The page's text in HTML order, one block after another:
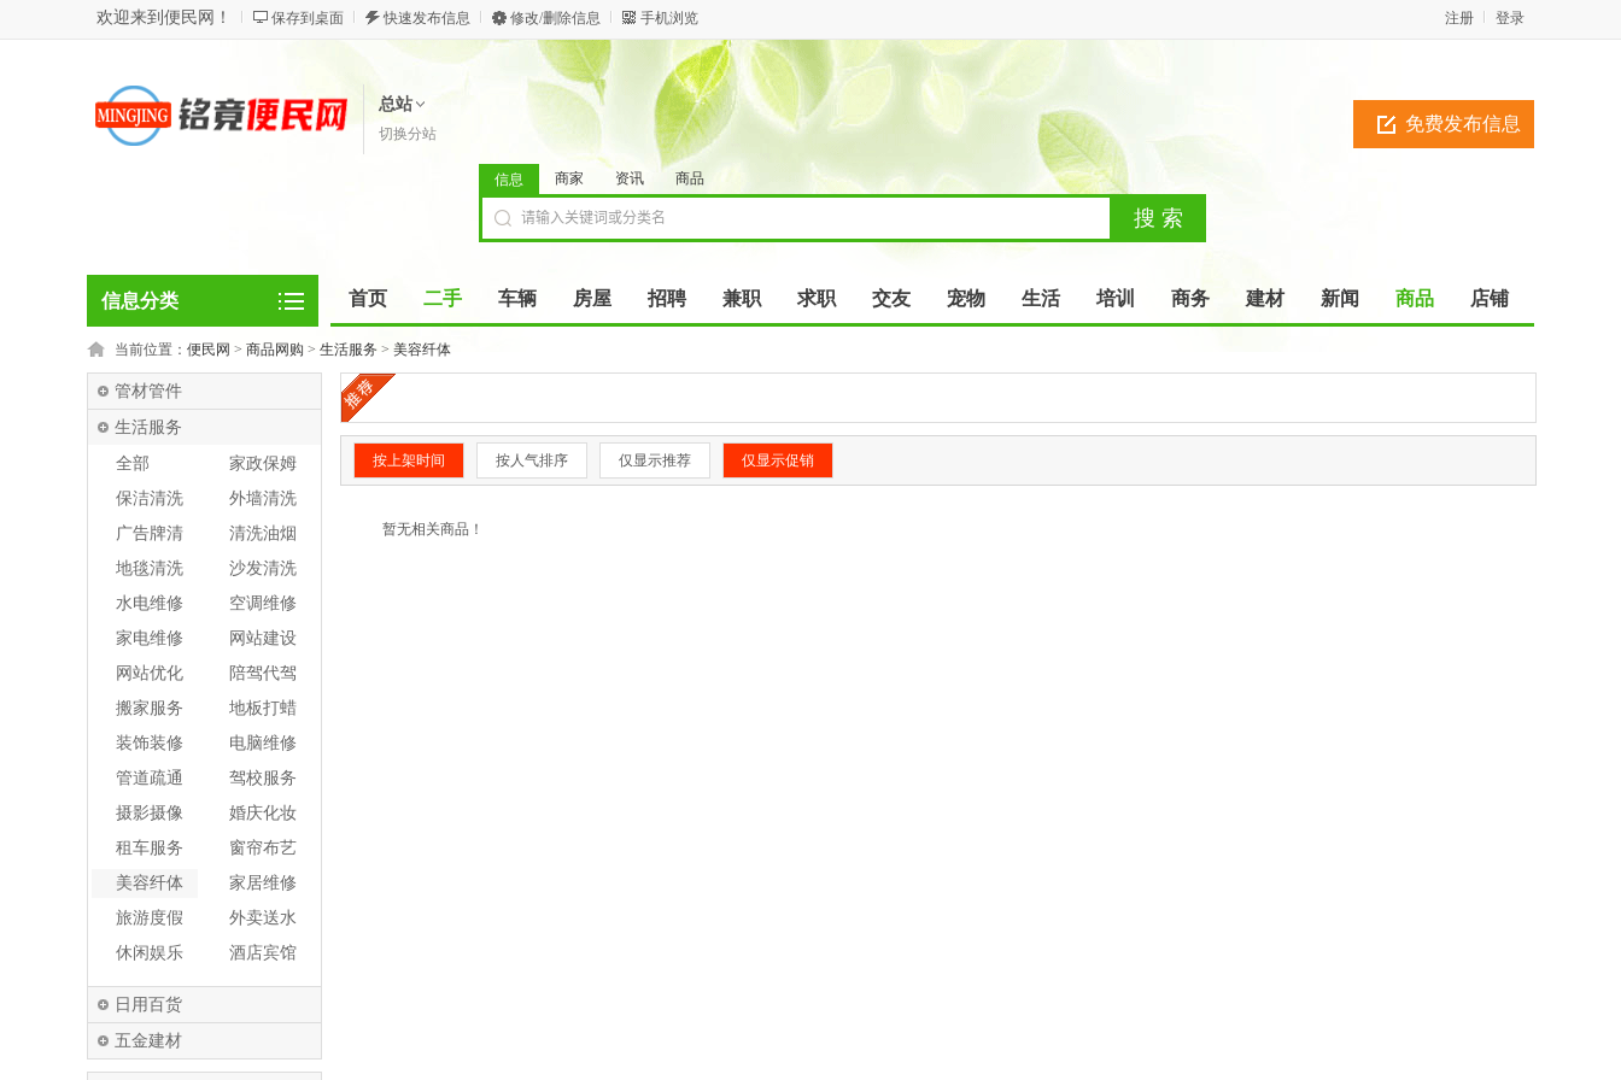
欢迎来到便民网！ 保存到桌面 快速发布信息 修改/删除信息 手机浏览 登录
注册
总站
切换分站 免费发布信息
信息 商家 资讯 商品
信息分类 首页 二手 车辆 房屋 招聘 兼职 求职 交友 宠物 生活 培训 商务 建材 新闻 商品 店铺
当前位置： 便民网 > 商品网购 > 生活服务 > 美容纤体
管材管件
生活服务
全部
家政保姆
保洁清洗
外墙清洗
广告牌清
洗
清洗油烟
机
地毯清洗
沙发清洗
水电维修
空调维修
家电维修
网站建设
网站优化
陪驾代驾
搬家服务
地板打蜡
装饰装修
电脑维修
管道疏通
驾校服务
摄影摄像
婚庆化妆
租车服务
窗帘布艺
美容纤体
家居维修
旅游度假
外卖送水
休闲娱乐
酒店宾馆
日用百货
五金建材
按上架时间 按人气排序 仅显示推荐 仅显示促销
暂无相关商品！